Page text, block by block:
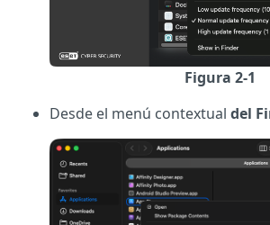
Figura 2-1
Desde el menú contextual del